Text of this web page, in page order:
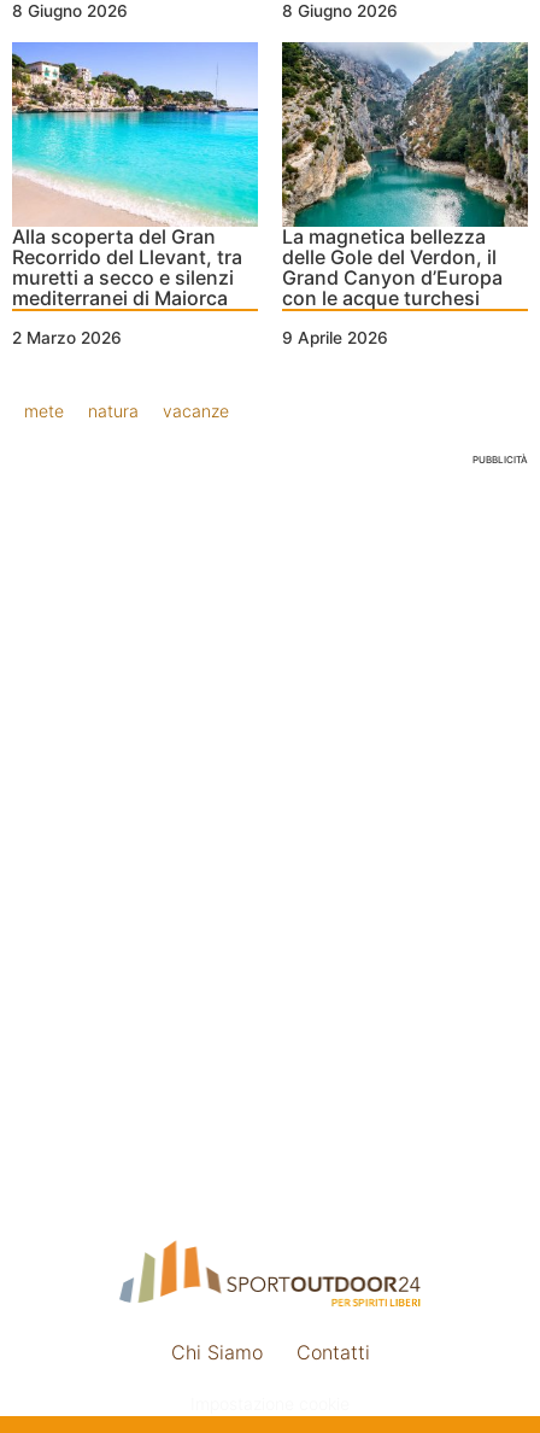
8 Giugno 2026 8 Giugno 2026
Alla scoperta del Gran
Recorrido del Llevant, tra
muretti a secco e silenzi
mediterranei di Maiorca
2 Marzo 2026
La magnetica bellezza
delle Gole del Verdon, il
Grand Canyon d’Europa
con le acque turchesi
9 Aprile 2026
mete natura vacanze
PUBBLICITÀ
Chi Siamo Contatti